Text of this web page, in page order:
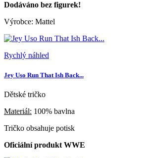
Dodáváno bez figurek!
Výrobce: Mattel
Rychlý náhled
Jey Uso Run That Ish Back...
Dětské tričko
Materiál: 100% bavlna
Tričko obsahuje potisk
Oficiální produkt WWE